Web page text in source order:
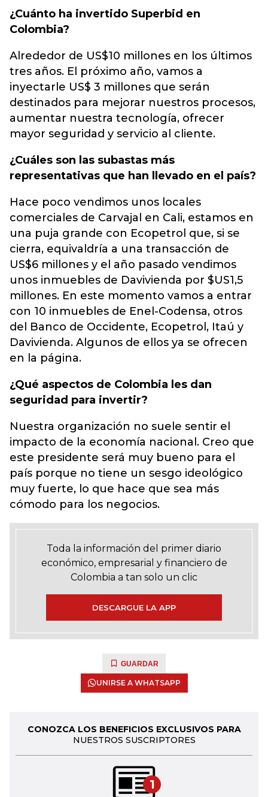
¿Cuánto ha invertido Superbid en
Colombia?
Alrededor de US$10 millones en los últimos
tres años. El próximo año, vamos a
inyectarle US$ 3 millones que serán
destinados para mejorar nuestros procesos,
aumentar nuestra tecnología, ofrecer
mayor seguridad y servicio al cliente.
¿Cuáles son las subastas más
representativas que han llevado en el país?
Hace poco vendimos unos locales
comerciales de Carvajal en Cali, estamos en
una puja grande con Ecopetrol que, si se
cierra, equivaldría a una transacción de
US$6 millones y el año pasado vendimos
unos inmuebles de Davivienda por $US1,5
millones. En este momento vamos a entrar
con 10 inmuebles de Enel-Codensa, otros
del Banco de Occidente, Ecopetrol, Itaú y
Davivienda. Algunos de ellos ya se ofrecen
en la página.
¿Qué aspectos de Colombia les dan
seguridad para invertir?
Nuestra organización no suele sentir el
impacto de la economía nacional. Creo que
este presidente será muy bueno para el
país porque no tiene un sesgo ideológico
muy fuerte, lo que hace que sea más
cómodo para los negocios.
Toda la información del primer diario
económico, empresarial y financiero de
Colombia a tan solo un clic
DESCARGUE LA APP
GUARDAR
UNIRSE A WHATSAPP
CONOZCA LOS BENEFICIOS EXCLUSIVOS PARA
NUESTROS SUSCRIPTORES
1